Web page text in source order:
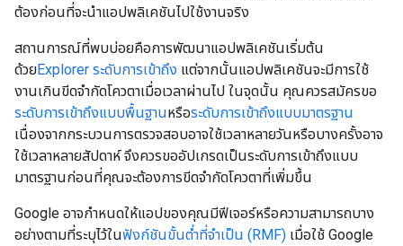
ต้องก่อนที่จะนำแอปพลิเคชันไปใช้งานจริง
สถานการณ์ที่พบบ่อยคือการพัฒนาแอปพลิเคชันเริ่มต้น
ด้วยExplorer ระดับการเข้าถึง แต่จากนั้นแอปพลิเคชันจะมีการใช้
งานเกินขีดจำกัดโควตาเมื่อเวลาผ่านไป ในจุดนั้น คุณควรสมัครขอ
ระดับการเข้าถึงแบบพื้นฐานหรือระดับการเข้าถึงแบบมาตรฐาน
เนื่องจากกระบวนการตรวจสอบอาจใช้เวลาหลายวันหรือบางครั้งอาจ
ใช้เวลาหลายสัปดาห์ จึงควรขออัปเกรดเป็นระดับการเข้าถึงแบบ
มาตรฐานก่อนที่คุณจะต้องการขีดจำกัดโควตาที่เพิ่มขึ้น
Google อาจกำหนดให้แอปของคุณมีฟีเจอร์หรือความสามารถบาง
อย่างตามที่ระบุไว้ในฟังก์ชันขั้นต่ำที่จำเป็น (RMF) เมื่อใช้ Google